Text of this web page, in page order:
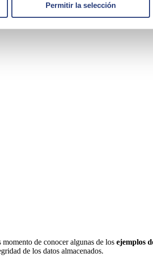
Permitir la selección
de conocer algunas de los ejemplos
de los datos almacenados.